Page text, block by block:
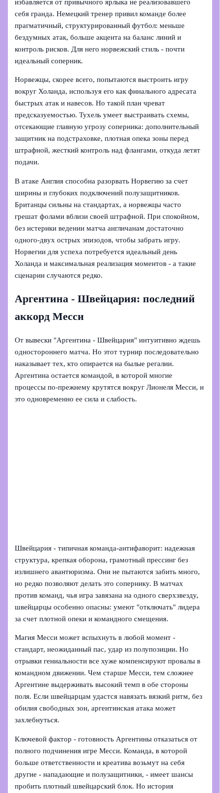
избавляется от привычного ярлыка не реализовавшего
себя гранда. Немецкий тренер привил команде более
прагматичный, структурированный футбол: меньше
бездумных атак, больше акцента на баланс линий и
контроль рисков. Для него норвежский стиль - почти
идеальный соперник.
Норвежцы, скорее всего, попытаются выстроить игру
вокруг Холанда, используя его как финального адресата
быстрых атак и навесов. Но такой план чреват
предсказуемостью. Тухель умеет выстраивать схемы,
отсекающие главную угрозу соперника: дополнительный
защитник на подстраховке, плотная опека зоны перед
штрафной, жесткий контроль над флангами, откуда летят
подачи.
В атаке Англия способна разорвать Норвегию за счет
ширины и глубоких подключений полузащитников.
Британцы сильны на стандартах, а норвежцы часто
грешат фолами вблизи своей штрафной. При спокойном,
без истерики ведении матча англичанам достаточно
одного‑двух острых эпизодов, чтобы забрать игру.
Норвегии для успеха потребуется идеальный день
Холанда и максимальная реализация моментов - а такие
сценарии случаются редко.
Аргентина - Швейцария: последний
аккорд Месси
От вывески "Аргентина - Швейцария" интуитивно ждешь
одностороннего матча. Но этот турнир последовательно
наказывает тех, кто опирается на былые регалии.
Аргентина остается командой, в которой многие
процессы по‑прежнему крутятся вокруг Лионеля Месси, и
это одновременно ее сила и слабость.
Швейцария - типичная команда‑антифаворит: надежная
структура, крепкая оборона, грамотный прессинг без
излишнего авантюризма. Они не пытаются забить много,
но редко позволяют делать это сопернику. В матчах
против команд, чья игра завязана на одного сверхзвезду,
швейцарцы особенно опасны: умеют "отключать" лидера
за счет плотной опеки и командного смещения.
Магия Месси может вспыхнуть в любой момент -
стандарт, неожиданный пас, удар из полупозиции. Но
отрывки гениальности все хуже компенсируют провалы в
командном движении. Чем старше Месси, тем сложнее
Аргентине выдерживать высокий темп в обе стороны
поля. Если швейцарцам удастся навязать вязкий ритм, без
обилия свободных зон, аргентинская атака может
захлебнуться.
Ключевой фактор - готовность Аргентины отказаться от
полного подчинения игре Месси. Команда, в которой
больше ответственности и креатива возьмут на себя
другие - нападающие и полузащитники, - имеет шансы
пробить плотный швейцарский блок. Но история